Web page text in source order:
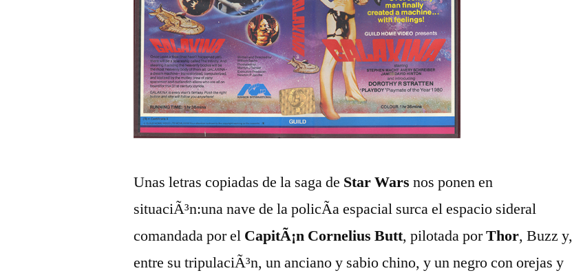
Unas letras copiadas de la saga de Star Wars nos ponen en
situaciÃ³n:una nave de la policÃ­a espacial surca el espacio sideral
comandada por el CapitÃ¡n Cornelius Butt, pilotada porThor, Buzz y,
entre su tripulaciÃ³n, un anciano y sabio chino, y un negro con orejas y